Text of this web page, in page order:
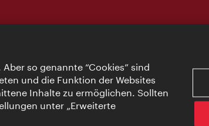
so genannte “Cookies” sind
und die Funktion der Websites
Inhalte zu ermöglichen. Sollten
unter „Erweiterte